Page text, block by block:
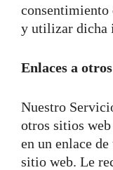
consentimiento
y utilizar dicha
Enlaces a
Nuestro
otros sitios
en un enlace
sitio web. Le